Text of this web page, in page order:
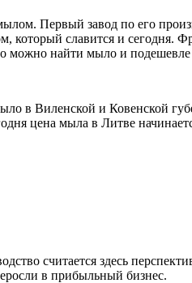
Первый завод по его
который славится и
можно найти мыло и
в Виленской и Ковенской
цена мыла в Литве
считается здесь
в прибыльный бизнес.